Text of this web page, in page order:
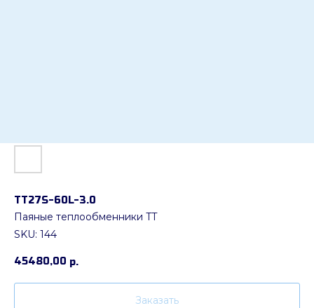
ТТ27S-60L-3.0
Паяные теплообменники TT
SKU: 144
45480,00 р.
Заказать